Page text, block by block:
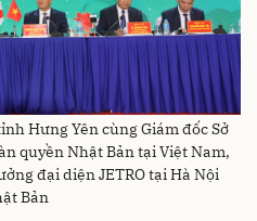
Hưng Yên cùng Giám đốc Sở
quyền Nhật Bản tại Việt Nam,
đại diện JETRO tại Hà Nội
Bản